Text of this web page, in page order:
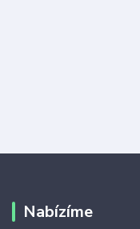
Nabízíme